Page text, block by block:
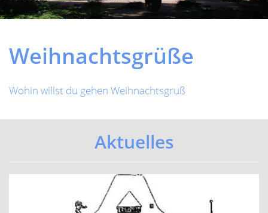
Weihnachtsgrüße
Wohin willst du gehen Weihnachtsgruß
Aktuelles